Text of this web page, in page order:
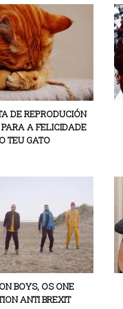
DE REPRODUCIÓN
A FELICIDADE
TEU GATO
BOYS, OS ONE
ANTI BREXIT